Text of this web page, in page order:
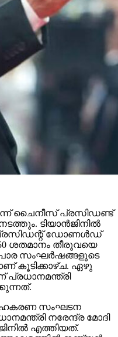
ഇന്ന് ചൈനീസ് പ്രസിഡണ്ട്
ടിയാൻജിനിൽ
പ്രസിഡന്റ് ഡോണൾഡ്
ശതമാനം തീരുവയെ
സംഘർഷങ്ങളുടെ
കൂടിക്കാഴ്ച. ഏഴു
സംഘടന
നരേന്ദ്ര മോദി
എത്തിയത്.